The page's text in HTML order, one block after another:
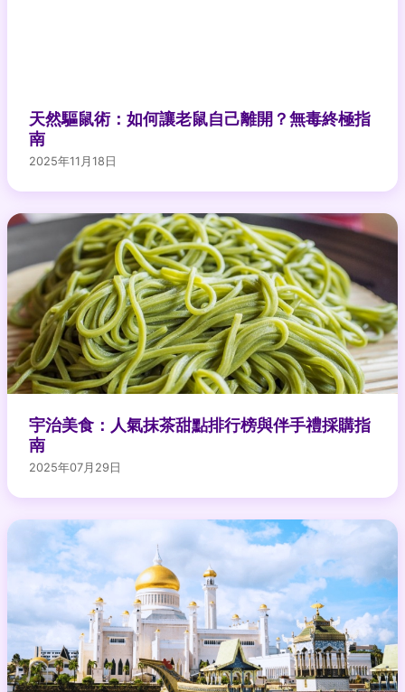
天然驅鼠術：如何讓老鼠自己離開？無毒終極指
南
2025年11月18日
宇治美食：人氣抹茶甜點排行榜與伴手禮採購指
南
2025年07月29日